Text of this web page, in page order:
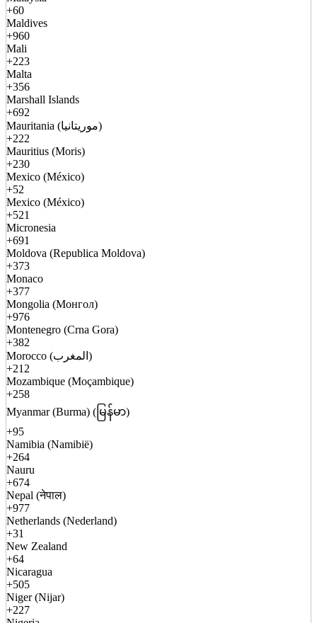
+60
Maldives
+960
Mali
+223
Malta
+356
Marshall Islands
+692
Mauritania (موريتانيا)
+222
Mauritius (Moris)
+230
Mexico (México)
+52
Mexico (México)
+521
Micronesia
+691
Moldova (Republica Moldova)
+373
Monaco
+377
Mongolia (Монгол)
+976
Montenegro (Crna Gora)
+382
Morocco (المغرب)
+212
Mozambique (Moçambique)
+258
Myanmar (Burma) (မြန်မာ)
+95
Namibia (Namibië)
+264
Nauru
+674
Nepal (नेपाल)
+977
Netherlands (Nederland)
+31
New Zealand
+64
Nicaragua
+505
Niger (Nijar)
+227